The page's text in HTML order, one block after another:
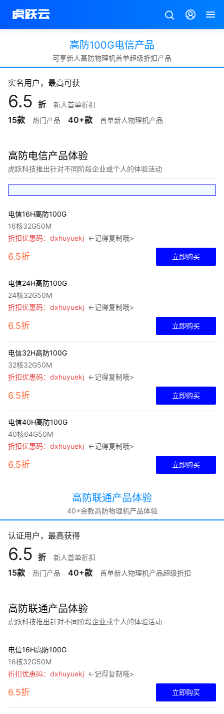
高防100G电信产品
可享新人高防物理机首单超级折扣产品
实名用户，最高可获
6.5 折 新人首单折扣
15款 热门产品 40+款 首单新人物理机产品
高防电信产品体验
虎跃科技推出针对不同阶段企业或个人的体验活动
电信16H高防100G
16核32G50M
折扣优惠码：dxhuyuekj ←记得复制哦>
6.5折 立即购买
电信24H高防100G
24核32G50M
折扣优惠码：dxhuyuekj ←记得复制哦>
6.5折 立即购买
电信32H高防100G
32核32G50M
折扣优惠码：dxhuyuekj ←记得复制哦>
6.5折 立即购买
电信40H高防100G
40核64G50M
折扣优惠码：dxhuyuekj ←记得复制哦>
6.5折 立即购买
高防联通产品体验
40+余款高防物理机产品体验
认证用户，最高获得
6.5 折 新人首单折扣
15款 热门产品 40+款 首单新人物理机产品超级折扣
高防联通产品体验
虎跃科技推出针对不同阶段企业或个人的体验活动
电信16H高防100G
16核32G50M
折扣优惠码：dxhuyuekj ←记得复制哦>
6.5折 立即购买